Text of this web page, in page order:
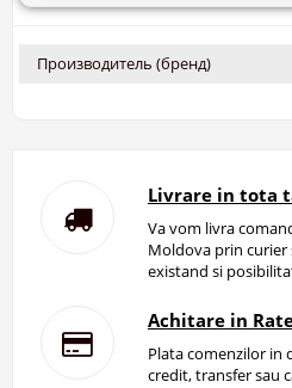
Производитель (бренд)
Livrare in tota
Va vom livra
Moldova prin curier
existand si
Achitare in
Plata comenzilor in
credit, transfer sau